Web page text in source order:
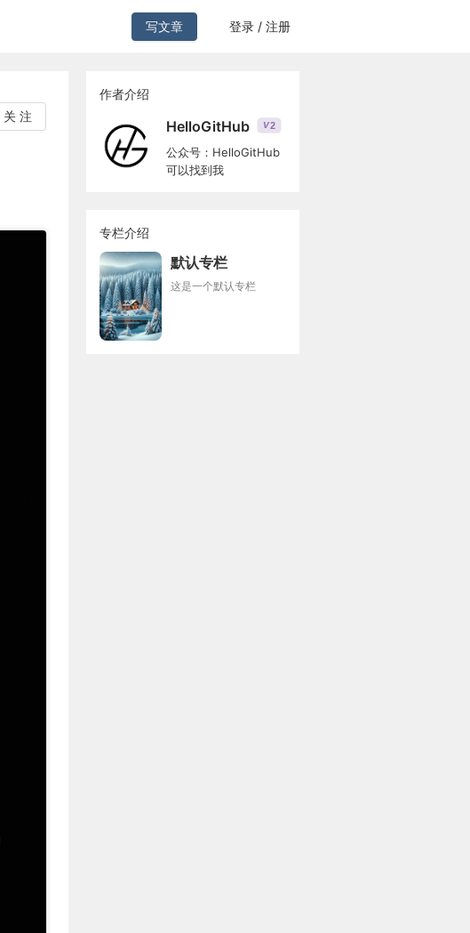
写文章 登录 / 注册
关 注
作者介绍
HelloGitHub V2
公众号：HelloGitHub
可以找到我
专栏介绍
默认专栏
这是一个默认专栏